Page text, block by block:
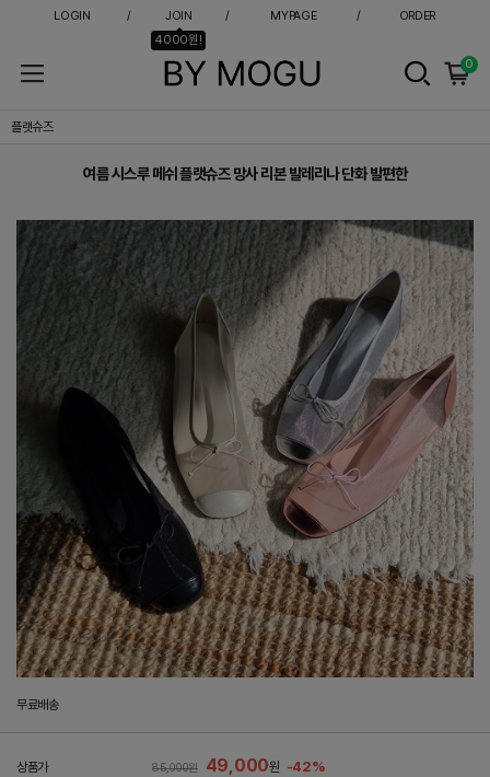
LOGIN
JOIN
4000원!
MYPAGE ORDER
0
여름 시스루 메쉬 플랫슈즈 망사 리본 발레리나 단화 발편한
플랫슈즈
여름 시스루 메쉬 플랫슈즈 망사 리본 발레리나 단화 발편한
무료배송
상품가 85,000원 49,000원 -42%